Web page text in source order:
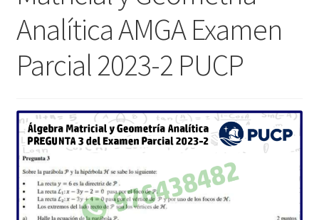
Analítica AMGA Examen
Parcial 2023-2 PUCP